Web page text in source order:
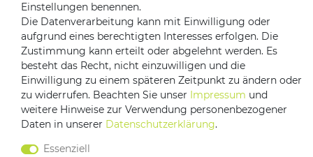
Versandpartner
Einstellungen benennen.
Die Datenverarbeitung kann mit Einwilligung oder
aufgrund eines berechtigten Interesses erfolgen. Die
Zustimmung kann erteilt oder abgelehnt werden. Es
besteht das Recht, nicht einzuwilligen und die
Einwilligung zu einem späteren Zeitpunkt zu ändern oder
zu widerrufen. Beachten Sie unser Impressum und
weitere Hinweise zur Verwendung personenbezogener
Daten in unserer Daten­schutz­erklärung.
Essenziell